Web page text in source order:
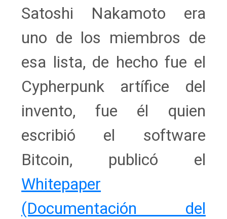
Satoshi Nakamoto era
uno de los miembros de
esa lista, de hecho fue el
Cypherpunk artífice del
invento, fue él quien
escribió el software
Bitcoin, publicó el
Whitepaper
(Documentación del